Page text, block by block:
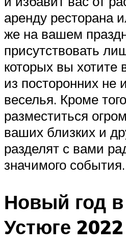
аренду ресторана
же на вашем
присутствовать
которых вы хотите
из посторонних не
веселья. Кроме
разместиться
ваших близких и
разделят с вами
значимого события.
Новый год
Устюге 2022